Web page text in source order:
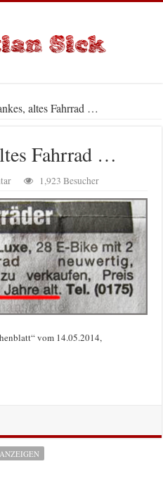
altes Fahrrad …
Fahrrad …
1,923 Besucher
vom 14.05.2014,